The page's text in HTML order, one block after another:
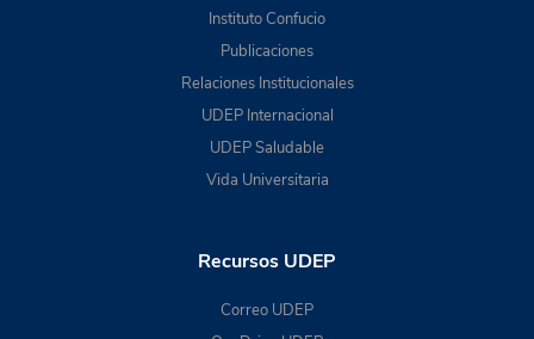
Instituto Confucio
Publicaciones
Relaciones Institucionales
UDEP Internacional
UDEP Saludable
Vida Universitaria
Recursos UDEP
Correo UDEP